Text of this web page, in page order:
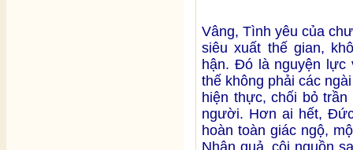
Vâng, Tình yêu của
siêu xuất thế gian,
hận. Đó là nguyện
thế không phải các
hiện thực, chối bỏ
người. Hơn ai hết,
hoàn toàn giác ngộ,
Nhân quả, cội nguồn